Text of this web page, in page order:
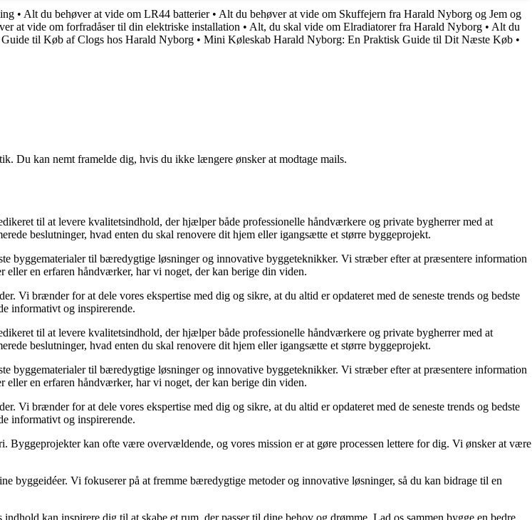
• Alt du behøver at vide om LR44 batterier• Alt du behøver at vide om Skuffejern fra Harald Nyborg og Jem og
at vide om forfradåser til din elektriske installation • Alt, du skal vide om Elradiatorer fra Harald Nyborg • Alt du
til Køb af Clogs hos Harald Nyborg • Mini Køleskab Harald Nyborg: En Praktisk Guide til Dit Næste Køb •
Du kan nemt framelde dig, hvis du ikke længere ønsker at modtage mails.
til at levere kvalitetsindhold, der hjælper både professionelle håndværkere og private bygherrer med at
beslutninger, hvad enten du skal renovere dit hjem eller igangsætte et større byggeprojekt.
byggematerialer til bæredygtige løsninger og innovative byggeteknikker. Vi stræber efter at præsentere information
eller en erfaren håndværker, har vi noget, der kan berige din viden.
Vi brænder for at dele vores ekspertise med dig og sikre, at du altid er opdateret med de seneste trends og bedste
informativt og inspirerende.
til at levere kvalitetsindhold, der hjælper både professionelle håndværkere og private bygherrer med at
beslutninger, hvad enten du skal renovere dit hjem eller igangsætte et større byggeprojekt.
byggematerialer til bæredygtige løsninger og innovative byggeteknikker. Vi stræber efter at præsentere information
eller en erfaren håndværker, har vi noget, der kan berige din viden.
Vi brænder for at dele vores ekspertise med dig og sikre, at du altid er opdateret med de seneste trends og bedste
informativt og inspirerende.
kan ofte være overvældende, og vores mission er at gøre processen lettere for dig. Vi ønsker at være
Vi fokuserer på at fremme bæredygtige metoder og innovative løsninger, så du kan bidrage til en
kan inspirere dig til at skabe et rum, der passer til dine behov og drømme. Lad os sammen bygge en bedre